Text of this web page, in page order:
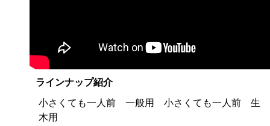
ラインナップ紹介
小さくても一人前 一般用 小さくても一人前 生
木用